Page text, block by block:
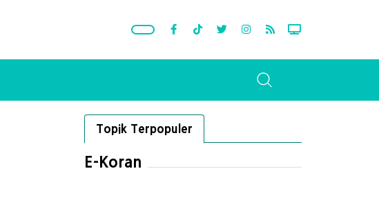
Topik Terpopuler
E-Koran